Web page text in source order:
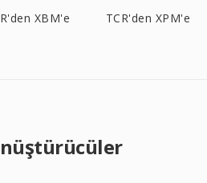
XBM'e TCR'den XPM'e